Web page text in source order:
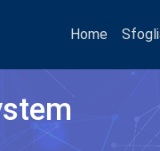
Home